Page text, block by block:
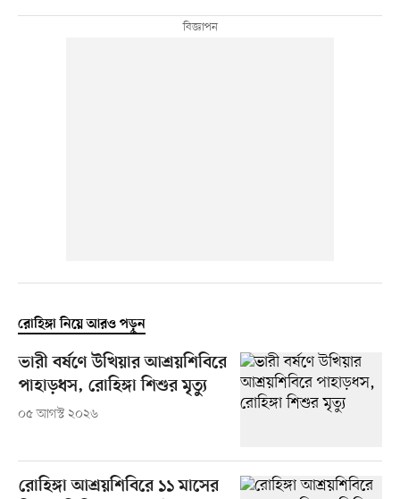
রোহিঙ্গা নিয়ে আরও পড়ুন
ভারী বর্ষণে উখিয়ার আশ্রয়শিবিরে
পাহাড়ধস, রোহিঙ্গা শিশুর মৃত্যু
০৫ আগস্ট ২০২৬
রোহিঙ্গা আশ্রয়শিবিরে ১১ মাসের